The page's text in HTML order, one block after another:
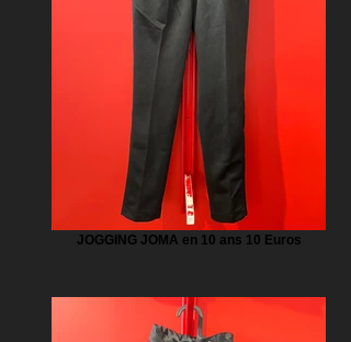
JOGGING JOMA en 10 ans 10 Euros